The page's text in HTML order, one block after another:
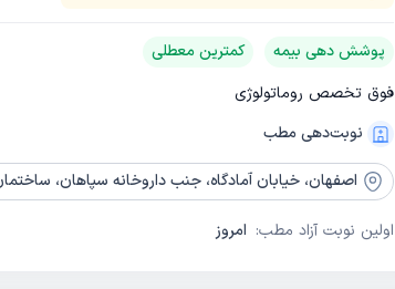
پوشش دهی بیمه
کمترین معطلی
فوق تخصص روماتولوژی
نوبت‌دهی مطب
اصفهان، خیابان آمادگاه، جنب داروخانه سپاهان، ساختمان
اولین نوبت آزاد مطب: امروز